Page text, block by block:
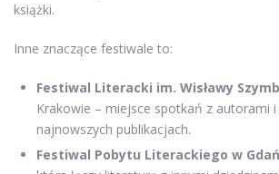
książki.
Inne znaczące festiwale to:
Festiwal Literacki im. Wisławy
Krakowie – miejsce spotkań z autorami
najnowszych publikacjach.
Festiwal Pobytu Literackiego w